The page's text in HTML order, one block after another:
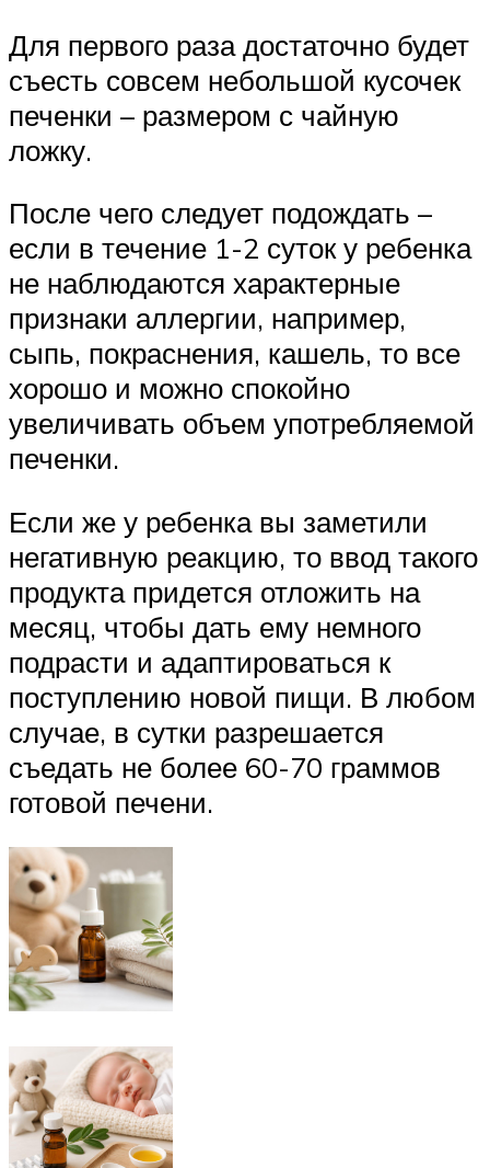
Для первого раза достаточно будет
съесть совсем небольшой кусочек
печенки – размером с чайную
ложку.
После чего следует подождать –
если в течение 1-2 суток у ребенка
не наблюдаются характерные
признаки аллергии, например,
сыпь, покраснения, кашель, то все
хорошо и можно спокойно
увеличивать объем употребляемой
печенки.
Если же у ребенка вы заметили
негативную реакцию, то ввод такого
продукта придется отложить на
месяц, чтобы дать ему немного
подрасти и адаптироваться к
поступлению новой пищи. В любом
случае, в сутки разрешается
съедать не более 60-70 граммов
готовой печени.